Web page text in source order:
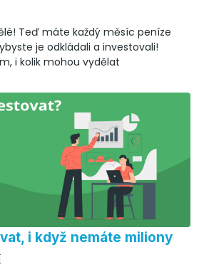
Teď máte každý měsíc peníze
je odkládali a investovali!
i kolik mohou vydělat
i když nemáte miliony